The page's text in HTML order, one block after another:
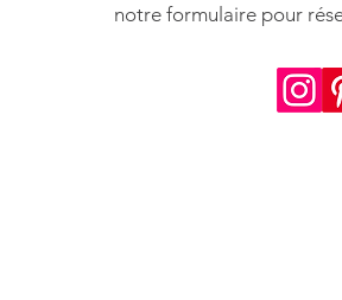
notre formulaire pour